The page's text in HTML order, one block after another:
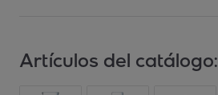
Artículos del catálogo: